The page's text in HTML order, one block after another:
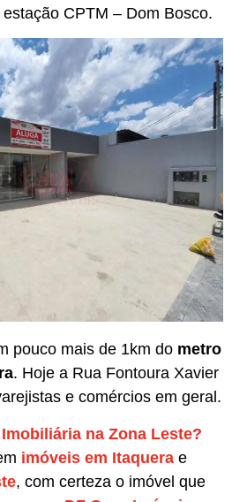
CPTM – Dom Bosco.
pouco mais de 1km do metro
. Hoje a Rua Fontoura Xavier
e comércios em geral.
Imobiliária na Zona Leste?
imóveis em Itaquera e
, com certeza o imóvel que